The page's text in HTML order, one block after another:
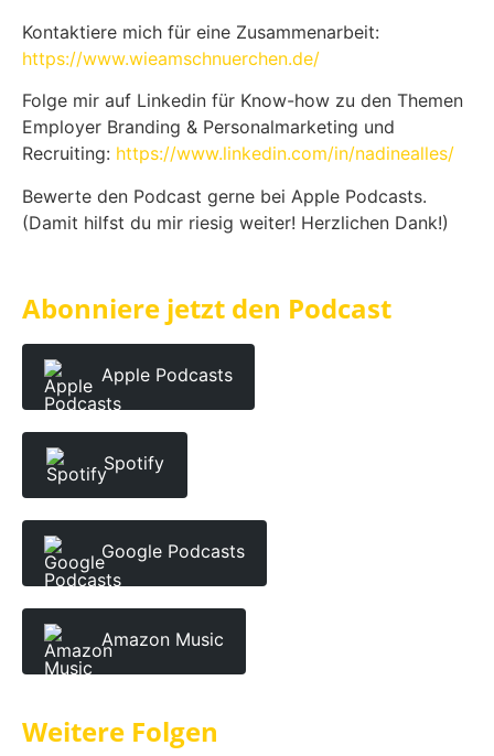
Kontaktiere mich für eine Zusammenarbeit:
https://www.wieamschnuerchen.de/
Folge mir auf Linkedin für Know-how zu den Themen
Employer Branding & Personalmarketing und
Recruiting: https://www.linkedin.com/in/nadinealles/
Bewerte den Podcast gerne bei Apple Podcasts.
(Damit hilfst du mir riesig weiter! Herzlichen Dank!)
Abonniere jetzt den Podcast
Apple Podcasts
Spotify
Google Podcasts
Amazon Music
Weitere Folgen